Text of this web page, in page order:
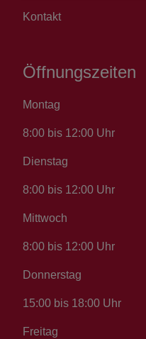
Kontakt
Öffnungszeiten
Montag
8:00 bis 12:00 Uhr
Dienstag
8:00 bis 12:00 Uhr
Mittwoch
8:00 bis 12:00 Uhr
Donnerstag
15:00 bis 18:00 Uhr
Freitag